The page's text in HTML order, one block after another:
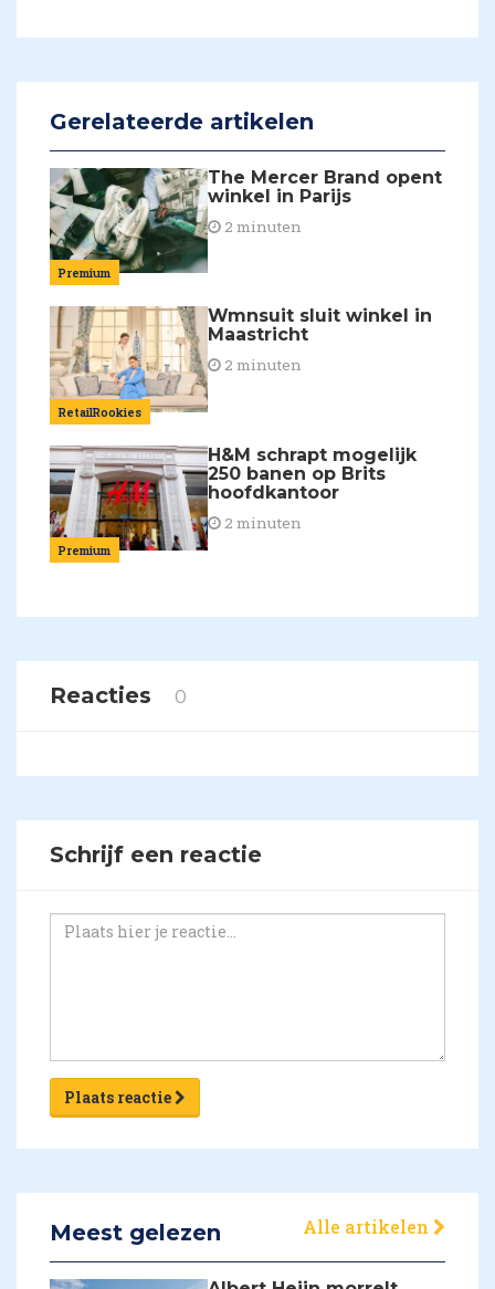
Gerelateerde artikelen
Premium
The Mercer Brand opent
winkel in Parijs
2 minuten
RetailRookies
Wmnsuit sluit winkel in
Maastricht
2 minuten
Premium
H&M schrapt mogelijk
250 banen op Brits
hoofdkantoor
2 minuten
Reacties 0
Schrijf een reactie
Plaats reactie
Meest gelezen Alle artikelen